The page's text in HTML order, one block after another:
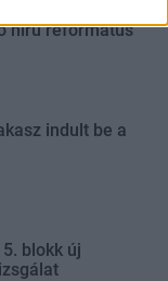
hírű református
indult be a
blokk új